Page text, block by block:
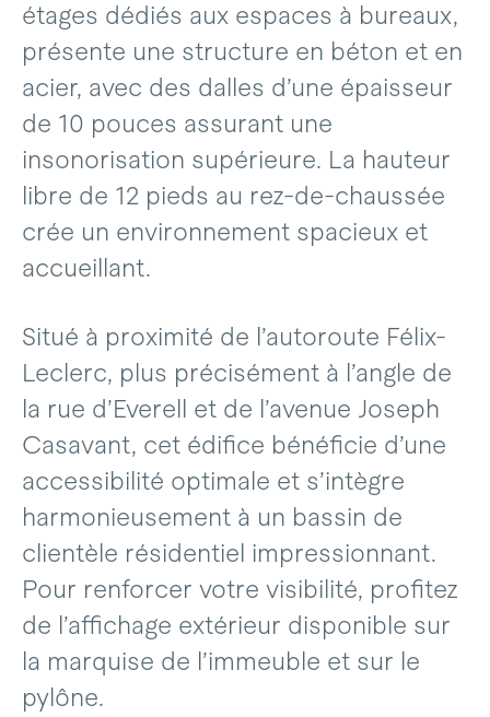
étages dédiés aux espaces à bureaux,
présente une structure en béton et en
acier, avec des dalles d’une épaisseur
de 10 pouces assurant une
insonorisation supérieure. La hauteur
libre de 12 pieds au rez-de-chaussée
crée un environnement spacieux et
accueillant.
Situé à proximité de l’autoroute Félix-
Leclerc, plus précisément à l’angle de
la rue d’Everell et de l’avenue Joseph
Casavant, cet édifice bénéficie d’une
accessibilité optimale et s’intègre
harmonieusement à un bassin de
clientèle résidentiel impressionnant.
Pour renforcer votre visibilité, profitez
de l’affichage extérieur disponible sur
la marquise de l’immeuble et sur le
pylône.